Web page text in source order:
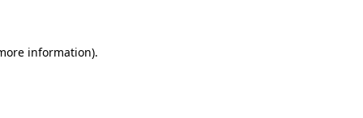
information).